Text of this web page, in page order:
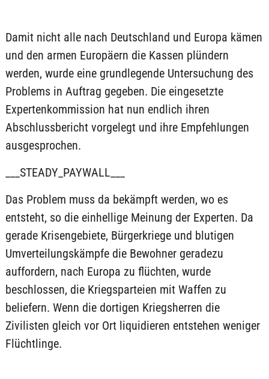
Damit nicht alle nach Deutschland und Europa kämen
und den armen Europäern die Kassen plündern
werden, wurde eine grundlegende Untersuchung des
Problems in Auftrag gegeben. Die eingesetzte
Expertenkommission hat nun endlich ihren
Abschlussbericht vorgelegt und ihre Empfehlungen
ausgesprochen.
___STEADY_PAYWALL___
Das Problem muss da bekämpft werden, wo es
entsteht, so die einhellige Meinung der Experten. Da
gerade Krisengebiete, Bürgerkriege und blutigen
Umverteilungskämpfe die Bewohner geradezu
auffordern, nach Europa zu flüchten, wurde
beschlossen, die Kriegsparteien mit Waffen zu
beliefern. Wenn die dortigen Kriegsherren die
Zivilisten gleich vor Ort liquidieren entstehen weniger
Flüchtlinge.